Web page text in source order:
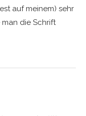
auf meinem) sehr
die Schrift